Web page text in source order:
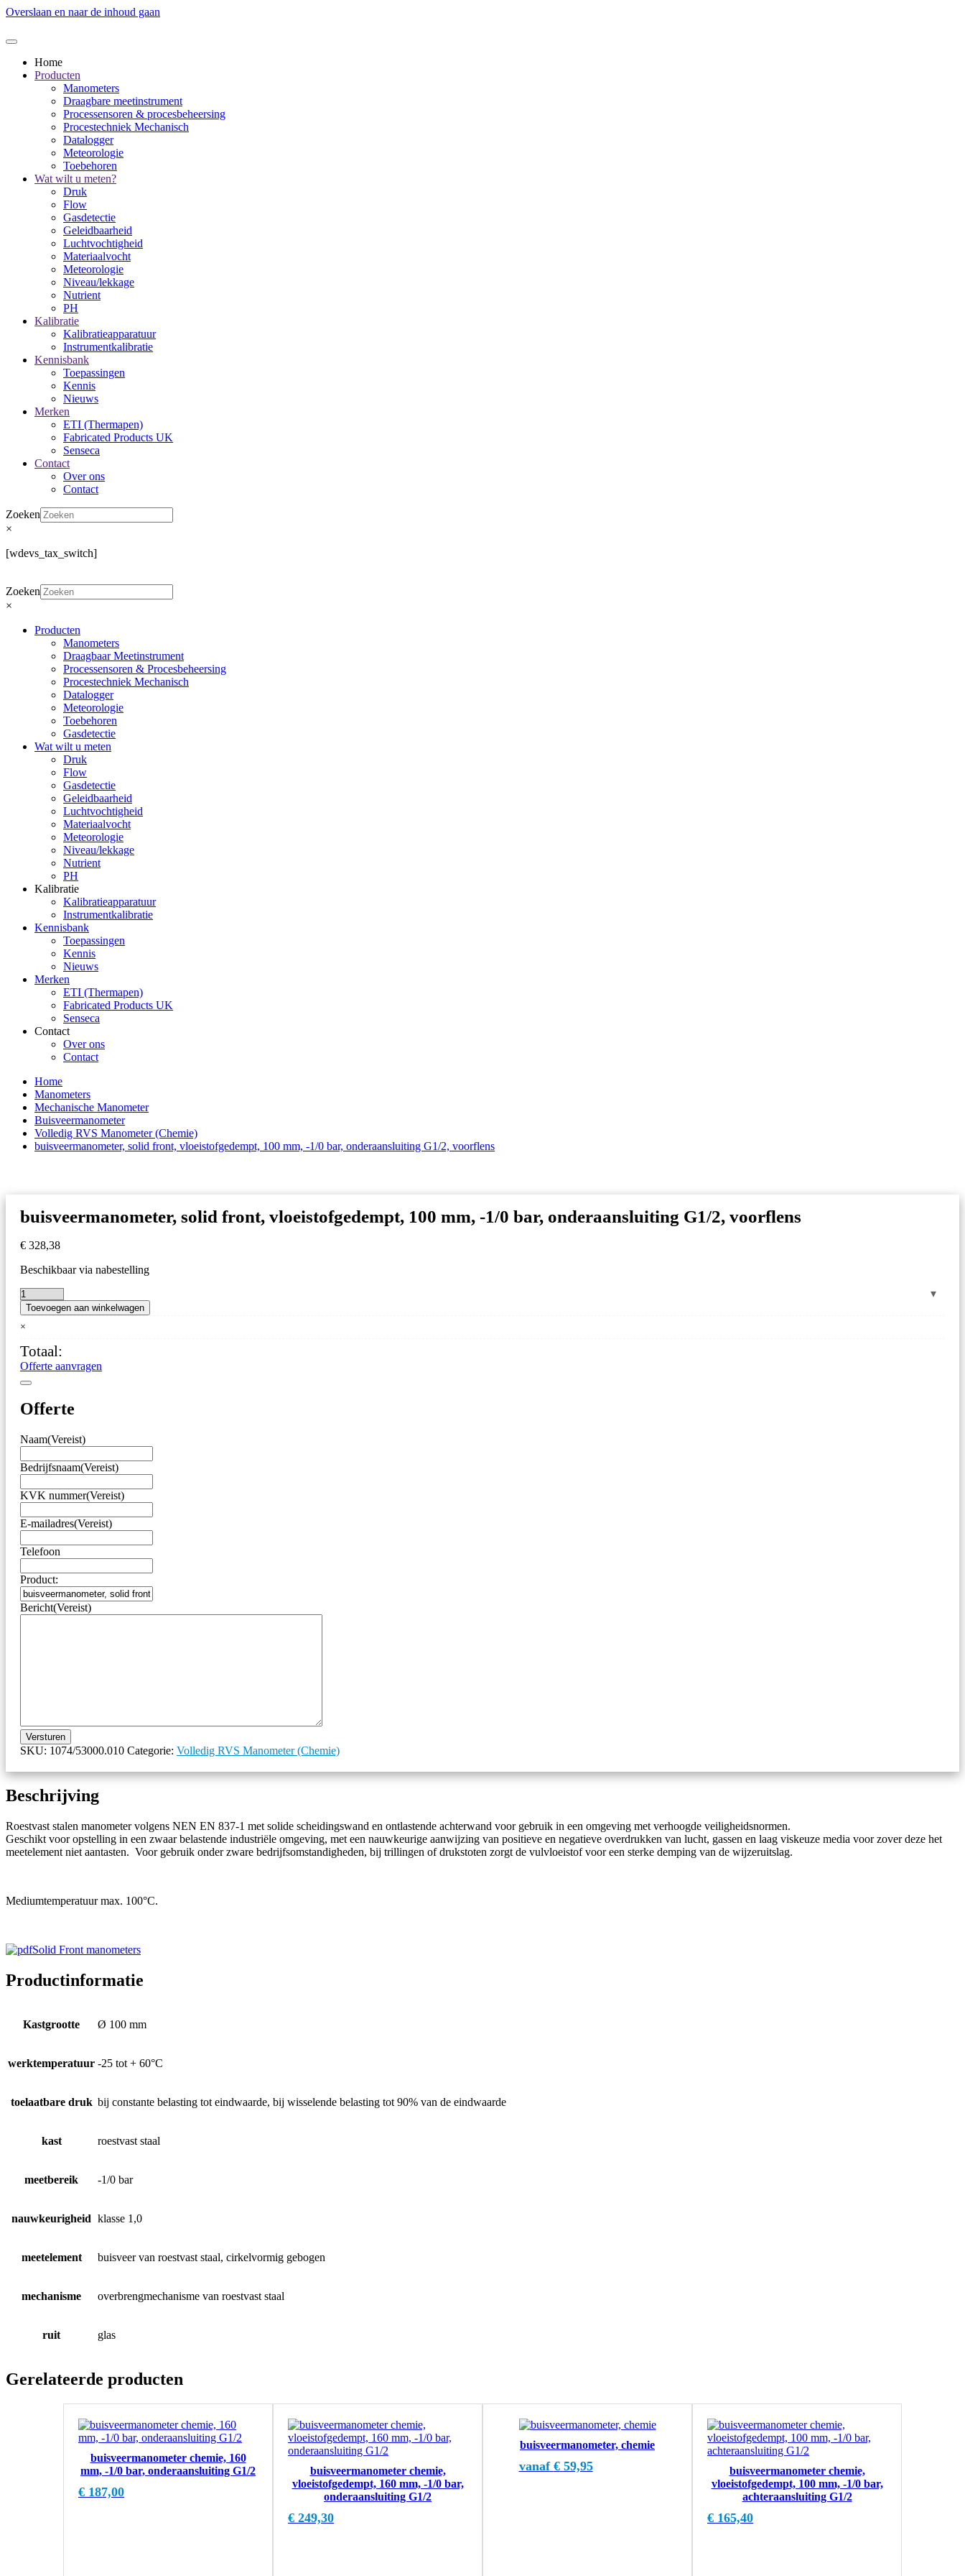
Overslaan en naar de inhoud gaan
Home
Producten
Manometers
Draagbare meetinstrument
Processensoren & procesbeheersing
Procestechniek Mechanisch
Datalogger
Meteorologie
Toebehoren
Wat wilt u meten?
Druk
Flow
Gasdetectie
Geleidbaarheid
Luchtvochtigheid
Materiaalvocht
Meteorologie
Niveau/lekkage
Nutrient
PH
Kalibratie
Kalibratieapparatuur
Instrumentkalibratie
Kennisbank
Toepassingen
Kennis
Nieuws
Merken
ETI (Thermapen)
Fabricated Products UK
Senseca
Contact
Over ons
Contact
Zoeken
×
[wdevs_tax_switch]
Zoeken
×
Producten
Manometers
Draagbaar Meetinstrument
Processensoren & Procesbeheersing
Procestechniek Mechanisch
Datalogger
Meteorologie
Toebehoren
Gasdetectie
Wat wilt u meten
Druk
Flow
Gasdetectie
Geleidbaarheid
Luchtvochtigheid
Materiaalvocht
Meteorologie
Niveau/lekkage
Nutrient
PH
Kalibratie
Kalibratieapparatuur
Instrumentkalibratie
Kennisbank
Toepassingen
Kennis
Nieuws
Merken
ETI (Thermapen)
Fabricated Products UK
Senseca
Contact
Over ons
Contact
Home
Manometers
Mechanische Manometer
Buisveermanometer
Volledig RVS Manometer (Chemie)
buisveermanometer, solid front, vloeistofgedempt, 100 mm, -1/0 bar, onderaansluiting G1/2, voorflens
buisveermanometer, solid front, vloeistofgedempt, 100 mm, -1/0 bar, onderaansluiting G1/2, voorflens
€ 328,38
Beschikbaar via nabestelling
buisveermanometer,
solid
front,
100
mm,
onderaansluiting
G1/2,
aantal
Toevoegen aan winkelwagen
×
Totaal:
Offerte aanvragen
Offerte
Naam(Vereist)
Bedrijfsnaam(Vereist)
KVK nummer(Vereist)
E-mailadres(Vereist)
Telefoon
Product:
Bericht(Vereist)
Versturen
SKU: 1074/53000.010 Categorie: Volledig RVS Manometer (Chemie)
Beschrijving
Roestvast stalen manometer volgens NEN EN 837-1 met solide scheidingswand en ontlastende achterwand voor gebruik in een omgeving met verhoogde veiligheidsnormen.
Geschikt voor opstelling in een zwaar belastende industriële omgeving, met een nauwkeurige aanwijzing van positieve en negatieve overdrukken van lucht, gassen en laag viskeuze media voor zover deze het
meetelement niet aantasten. Voor gebruik onder zware bedrijfsomstandigheden, bij trillingen of drukstoten zorgt de vulvloeistof voor een sterke demping van de wijzeruitslag.
Mediumtemperatuur max. 100°C.
Solid Front manometers
Productinformatie
Kastgrootte Ø 100 mm
werktemperatuur -25 tot + 60°C
toelaatbare druk bij constante belasting tot eindwaarde, bij wisselende belasting tot 90% van de eindwaarde
kast roestvast staal
meetbereik -1/0 bar
nauwkeurigheid klasse 1,0
meetelement buisveer van roestvast staal, cirkelvormig gebogen
mechanisme overbrengmechanisme van roestvast staal
ruit glas
Gerelateerde producten
buisveermanometer chemie, 160
mm, -1/0 bar, onderaansluiting G1/2
€ 187,00
buisveermanometer chemie,
vloeistofgedempt, 160 mm, -1/0 bar,
onderaansluiting G1/2
€ 249,30
buisveermanometer, chemie
vanaf €59,95
Dit
heeft
meerdere
variaties.
buisveermanometer chemie,
vloeistofgedempt, 100 mm, -1/0 bar,
achteraansluiting G1/2
€ 165,40